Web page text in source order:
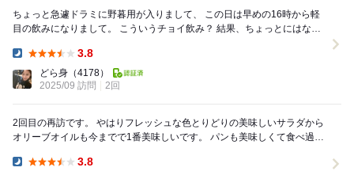
ちょっと急遽ドラミに野暮用が入りまして、 この日は早めの16時から軽
目の飲みになりまして。 こういうチョイ飲み？ 結果、ちょっとにはなら
3.8
どら身 （4178）
2025/09 訪問
2回
2回目の再訪です。 やはりフレッシュな色とりどりの美味しいサラダから
オリーブオイルも今までで1番美味しいです。 パンも美味しくて食べ過ぎ
3.8